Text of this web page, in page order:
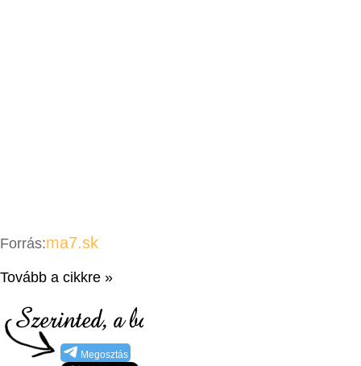
Forrás:ma7.sk
Tovább a cikkre »
Megosztás